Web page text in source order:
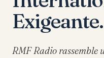
Exigeante.
RMF Radio rassemble